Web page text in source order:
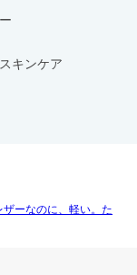
キンケア
ザーなのに、軽い。た